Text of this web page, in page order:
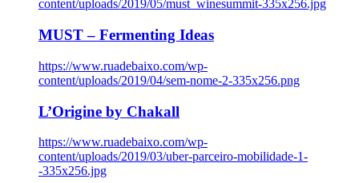
content/uploads/2019/05/must_winesummit-335x256.jpg
MUST – Fermenting Ideas
https://www.ruadebaixo.com/wp-
content/uploads/2019/04/sem-nome-2-335x256.png
L’Origine by Chakall
https://www.ruadebaixo.com/wp-
content/uploads/2019/03/uber-parceiro-mobilidade-1-
-335x256.jpg